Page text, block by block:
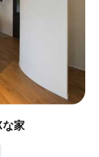
な家